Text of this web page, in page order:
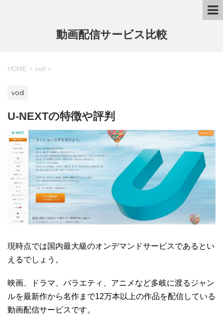
動画配信サービス比較
HOME > vod >
vod
U-NEXTの特徴や評判
現時点では国内最大級のオンデマンドサービスであるとい
えるでしょう。
映画、ドラマ、バラエティ、アニメなど多岐に渡るジャン
ルを最新作から名作まで12万本以上の作品を配信している
動画配信サービスです。